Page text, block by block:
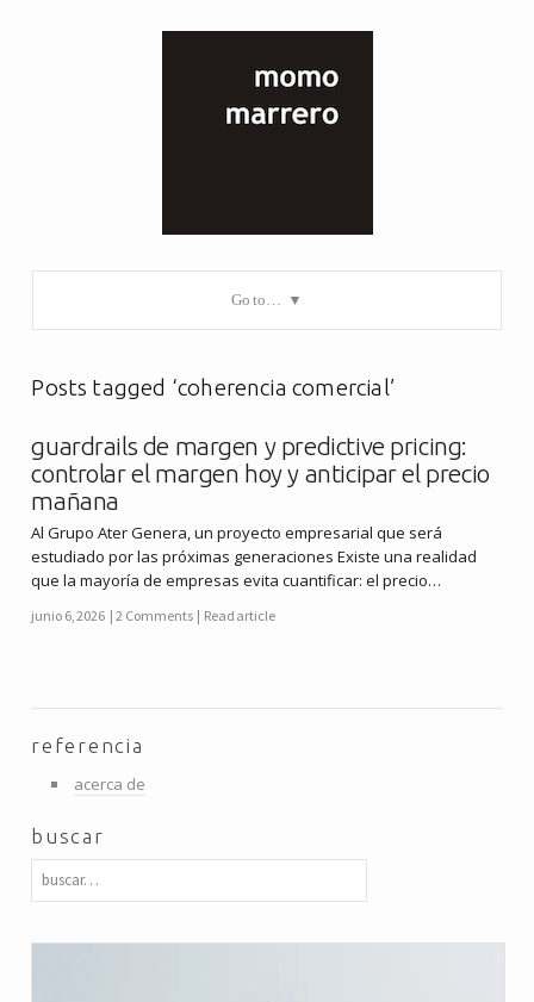
Go to…
Posts tagged ‘coherencia comercial’
guardrails de margen y predictive pricing:
controlar el margen hoy y anticipar el precio
mañana
Al Grupo Ater Genera, un proyecto empresarial que será
estudiado por las próximas generaciones Existe una realidad
que la mayoría de empresas evita cuantificar: el precio…
junio 6, 2026 2 Comments Read article
referencia
acerca de
buscar